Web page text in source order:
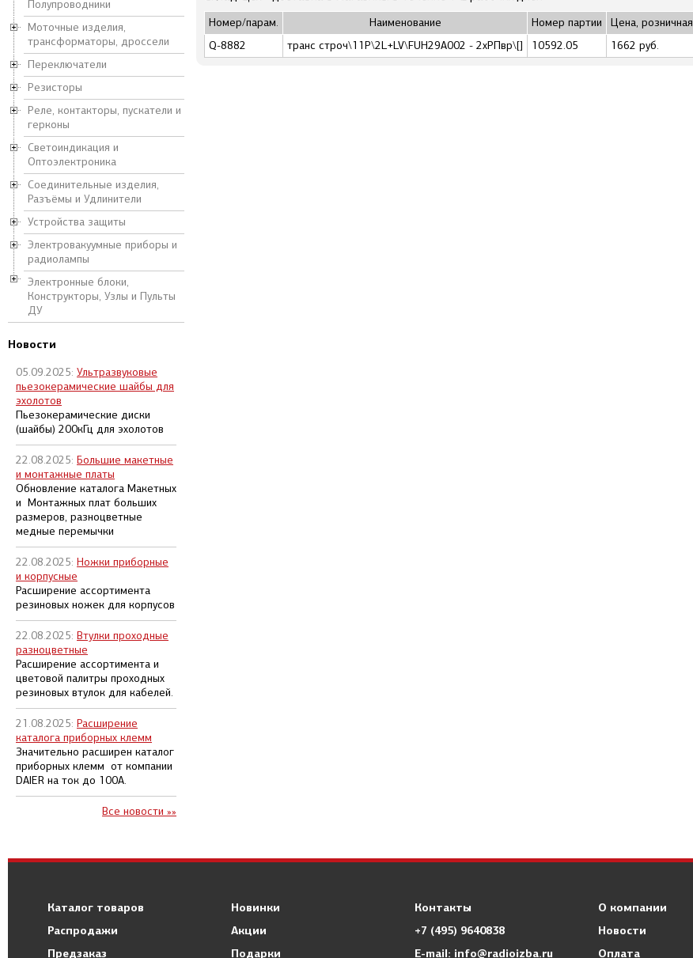
Полупроводники
Моточные изделия,
трансформаторы, дроссели
Переключатели
Резисторы
Реле, контакторы, пускатели и
герконы
Светоиндикация и
Оптоэлектроника
Соединительные изделия,
Разъёмы и Удлинители
Устройства защиты
Электровакуумные приборы и
радиолампы
Электронные блоки,
Конструкторы, Узлы и Пульты
ДУ
Новости
05.09.2025: Ультразвуковые
пьезокерамические шайбы для
эхолотов
Пьезокерамические диски
(шайбы) 200кГц для эхолотов
22.08.2025: Большие макетные
и монтажные платы
Обновление каталога Макетных
и Монтажных плат больших
размеров, разноцветные
медные перемычки
22.08.2025: Ножки приборные
и корпусные
Расширение ассортимента
резиновых ножек для корпусов
22.08.2025: Втулки проходные
разноцветные
Расширение ассортимента и
цветовой палитры проходных
резиновых втулок для кабелей.
21.08.2025: Расширение
каталога приборных клемм
Значительно расширен каталог
приборных клемм от компании
DAIER на ток до 100А.
Все новости »»
Номер/парам. Наименование Номер партии Цена, розничная
Q-8882
транс строч\11P\2L+LV\FUH29A002 - 2xРПвр\[] 10592.05 1662 руб.
Каталог товаров
Распродажи
Предзаказ
Новинки
Акции
Подарки
Контакты
+7 (495) 9640838
E-mail: info@radioizba.ru
О компании
Новости
Оплата